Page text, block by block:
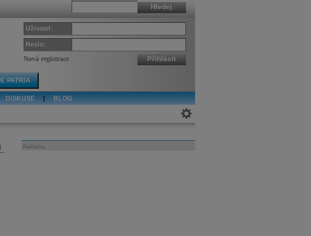
Hledej
Uživatel:
Heslo:
Nová registrace Přihlásit
PATRIA
DISKUSE BLOG
Reklama